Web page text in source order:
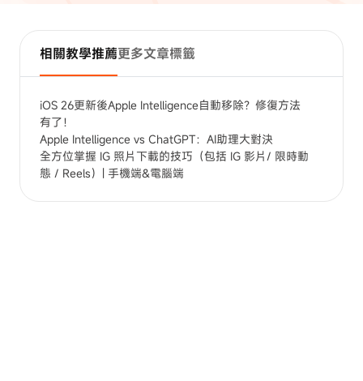
相關教學推薦更多文章標籤
iOS 26更新後Apple Intelligence自動移除？修復方法
有了！
Apple Intelligence vs ChatGPT：AI助理大對決
全方位掌握 IG 照片下載的技巧（包括 IG 影片/ 限時動
態 / Reels）| 手機端&電腦端